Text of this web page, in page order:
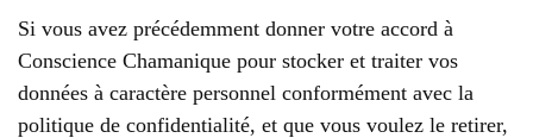
Si vous avez précédemment donner votre accord à
Conscience Chamanique pour stocker et traiter vos
données à caractère personnel conformément avec la
politique de confidentialité, et que vous voulez le retirer,